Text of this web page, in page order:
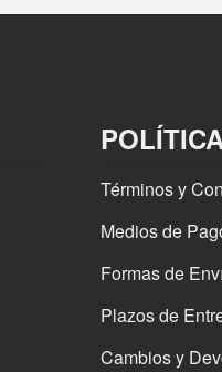
Términos y
Medios de
Formas de
Plazos de
Cambios y